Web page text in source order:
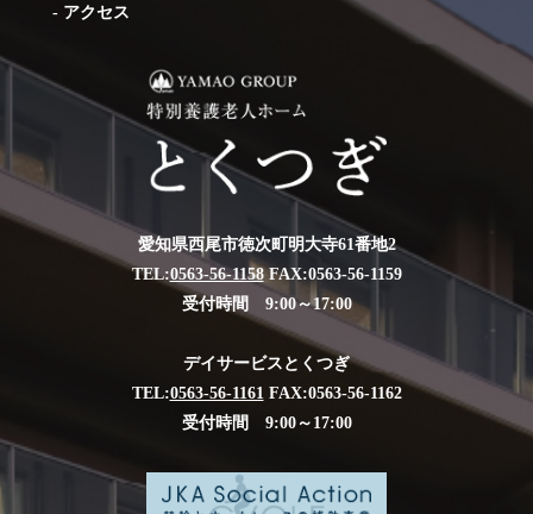
愛知県西尾市徳次町明大寺61番地2
TEL:0563-56-1158FAX:0563-56-1159
受付時間 9:00～17:00
デイサービスとくつぎ
TEL:0563-56-1161FAX:0563-56-1162
受付時間 9:00～17:00
- アクセス